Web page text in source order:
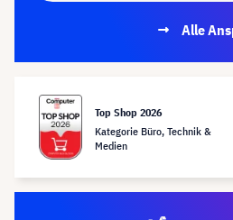
Alle
Top Shop 2026
Kategorie Büro, Technik &
Medien